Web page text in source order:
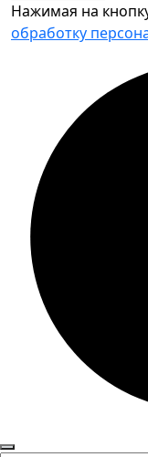
Нажимая на
обработку